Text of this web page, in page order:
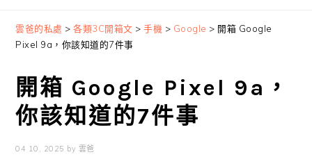
雲爸的私處 >各類3C開箱文 >手機 > Google > 開箱 Google
Pixel 9a，你該知道的7件事
開箱 Google Pixel 9a，
你該知道的7件事
04 10, 2025 by 雲爸